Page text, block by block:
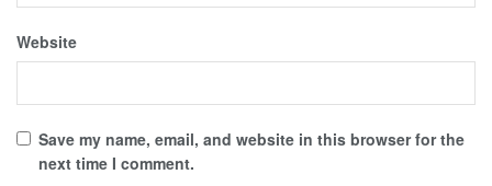
Website
Save my name, email, and website in this browser for the
next time I comment.